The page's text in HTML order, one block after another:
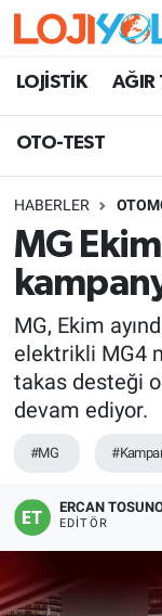
LOJİSTİK AĞIR
OTO-TEST
HABERLER
MG
MG, Ekim
elektrikli MG4
takas desteği
devam ediyor.
#MG
ERCAN
EDITÖR
OTO-TEST